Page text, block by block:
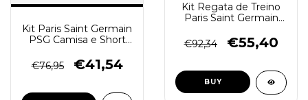
Kit Paris Saint Germain
PSG Camisa e Short
Vermelho Degradê
€76,95 €41,54
Kit Regata de Treino
Paris Saint Germain
Masculino - Preto
€92,34 €55,40
BUY